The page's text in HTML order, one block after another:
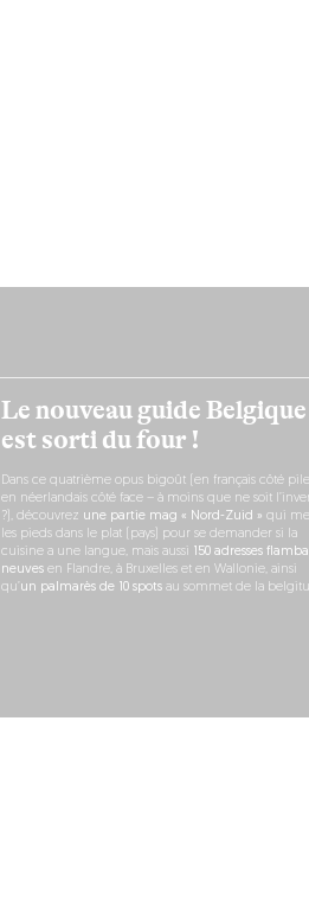
Le nouveau guide Belgique
est sorti du four !
Dans ce quatrième opus bigoût (en français côté
en néerlandais côté face – à moins que ne soit
?), découvrez une partie mag « Nord-Zuid » qui
les pieds dans le plat (pays) pour se demander si la
cuisine a une langue, mais aussi
150 adresses
neuvesen Flandre, à Bruxelles et en Wallonie, ainsi
qu’ un palmarès de 10 spotsau sommet de la